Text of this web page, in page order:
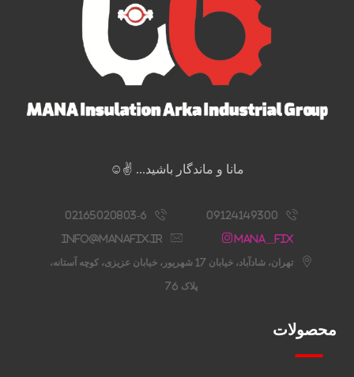
مانا و ماندگار باشید... ✌️☺️
09124149300
02165020803-6
Mana__fix
info@manafix.ir
تهران، شادآباد، خیابان 17 شهریور، خیابان عزیزی، کوچه آستانه،
پلاک 76
محصولات